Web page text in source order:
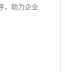
，助力企业